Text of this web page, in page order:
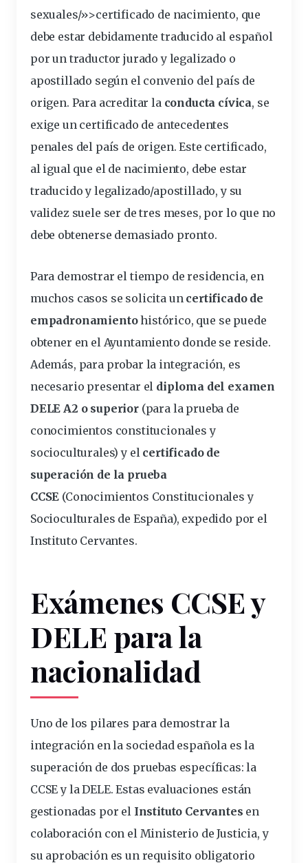
sexuales/»>certificado de nacimiento, que
debe estar debidamente traducido al español
por un traductor jurado y legalizado o
apostillado según el convenio del país de
origen. Para acreditar la conducta cívica, se
exige un certificado de antecedentes
penales del país de origen. Este certificado,
al igual que el de nacimiento, debe estar
traducido y legalizado/apostillado, y su
validez suele ser de tres meses, por lo que no
debe obtenerse demasiado pronto.
Para demostrar el tiempo de residencia, en
muchos casos se solicita un certificado de
empadronamientohistórico, que se puede
obtener en el Ayuntamiento donde se reside.
Además, para probar la integración, es
necesario presentar el diploma del examen
DELE A2 o superior(para la prueba de
conocimientos constitucionales y
socioculturales) y el certificado de
superación de la prueba
CCSE (Conocimientos Constitucionales y
Socioculturales de España), expedido por el
Instituto Cervantes.
Exámenes CCSE y
DELE para la
nacionalidad
Uno de los pilares para demostrar la
integración en la sociedad española es la
superación de dos pruebas específicas: la
CCSE y la DELE. Estas evaluaciones están
gestionadas por el Instituto Cervantes en
colaboración con el Ministerio de Justicia, y
su aprobación es un requisito obligatorio